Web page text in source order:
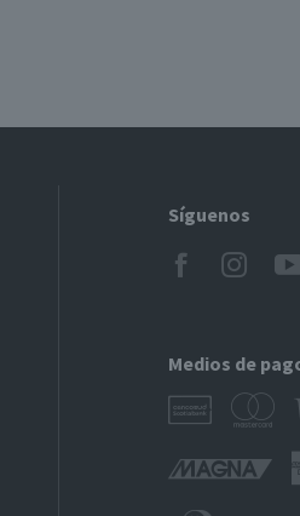
Síguenos
Medios de